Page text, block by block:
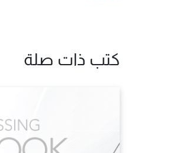
كتب ذات صلة